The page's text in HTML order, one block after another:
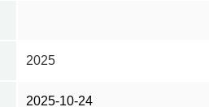
2025
2025-10-24